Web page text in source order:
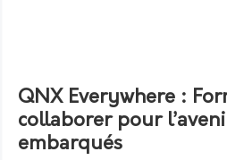
QNX Everywhere :
collaborer pour
embarqués